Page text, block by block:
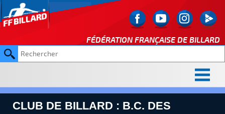
FÉDÉRATION FRANÇAISE DE BILLARD
CLUB DE BILLARD : B.C. DES